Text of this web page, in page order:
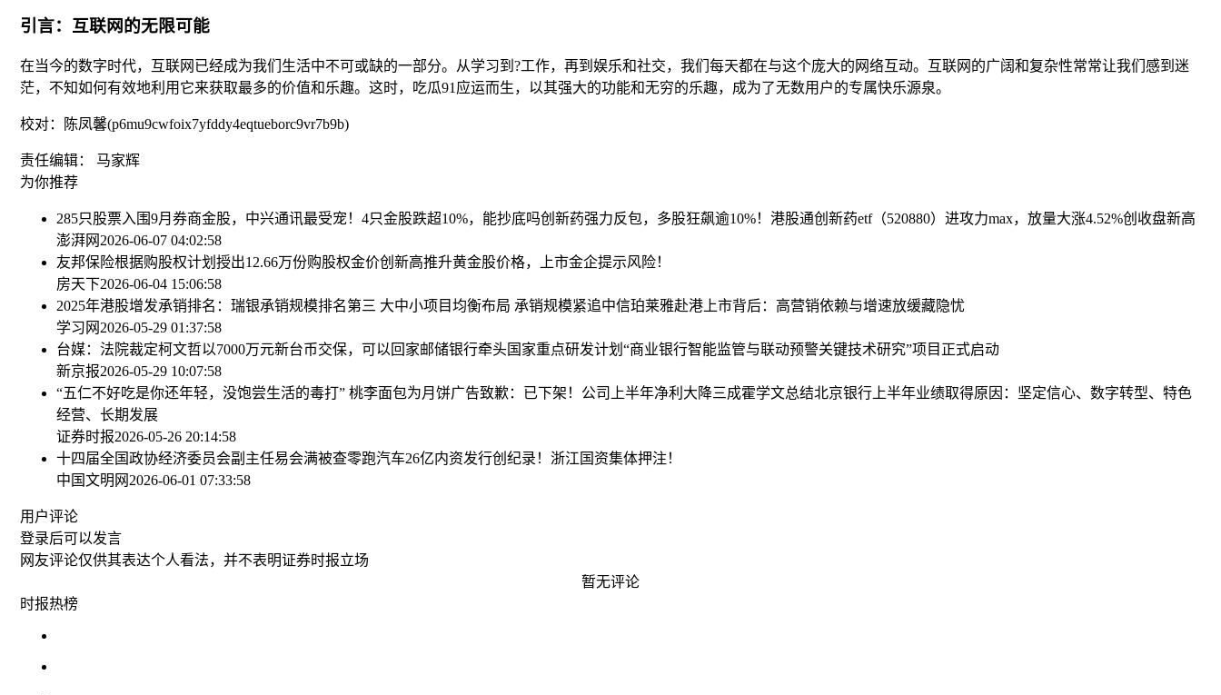
引言：互联网的无限可能
在当今的数字时代，互联网已经成为我们生活中不可或缺的一部分。从学习到?工作，再到娱乐和社交，我们每天都在与这个庞大的网络互动。互联网的广阔和复杂性常常让我们感到迷
茫，不知如何有效地利用它来获取最多的价值和乐趣。这时，吃瓜91应运而生，以其强大的功能和无穷的乐趣，成为了无数用户的专属快乐源泉。
校对：陈凤馨(p6mu9cwfoix7yfddy4eqtueborc9vr7b9b)
责任编辑： 马家辉
为你推荐
285只股票入围9月券商金股，中兴通讯最受宠！4只金股跌超10%，能抄底吗创新药强力反包，多股狂飙逾10%！港股通创新药etf（520880）进攻力max，放量大涨4.52%创收盘新高
澎湃网 2026-06-07 04:02:58
友邦保险根据购股权计划授出12.66万份购股权金价创新高推升黄金股价格，上市金企提示风险！
房天下2026-06-04 15:06:58
2025年港股增发承销排名：瑞银承销规模排名第三 大中小项目均衡布局 承销规模紧追中信珀莱雅赴港上市背后：高营销依赖与增速放缓藏隐忧
学习网 2026-05-29 01:37:58
台媒：法院裁定柯文哲以7000万元新台币交保，可以回家邮储银行牵头国家重点研发计划“商业银行智能监管与联动预警关键技术研究”项目正式启动
新京报2026-05-29 10:07:58
“五仁不好吃是你还年轻，没饱尝生活的毒打” 桃李面包为月饼广告致歉：已下架！公司上半年净利大降三成霍学文总结北京银行上半年业绩取得原因：坚定信心、数字转型、特色
经营、长期发展
证券时报2026-05-26 20:14:58
十四届全国政协经济委员会副主任易会满被查零跑汽车26亿内资发行创纪录！浙江国资集体押注！
中国文明网 2026-06-01 07:33:58
用户评论
登录后可以发言
网友评论仅供其表达个人看法，并不表明证券时报立场
暂无评论
时报热榜